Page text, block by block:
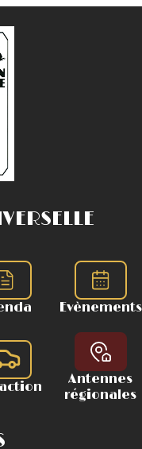
Evènements
Antennes
régionales